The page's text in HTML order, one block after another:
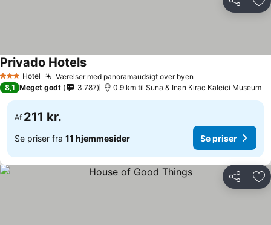
Del
3 StjernerHotel Værelser med panoramaudsigt over byen
Privado Hotels
8,1 Meget godt 3.787 0.9 km til Suna & Inan Kirac Kaleici Museum
Af 211 kr.
Se priser fra 11 hjemmesider Se priser
Del